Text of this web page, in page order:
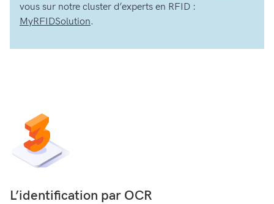
vous sur notre cluster d’experts en RFID :
MyRFIDSolution.
L’identification par OCR